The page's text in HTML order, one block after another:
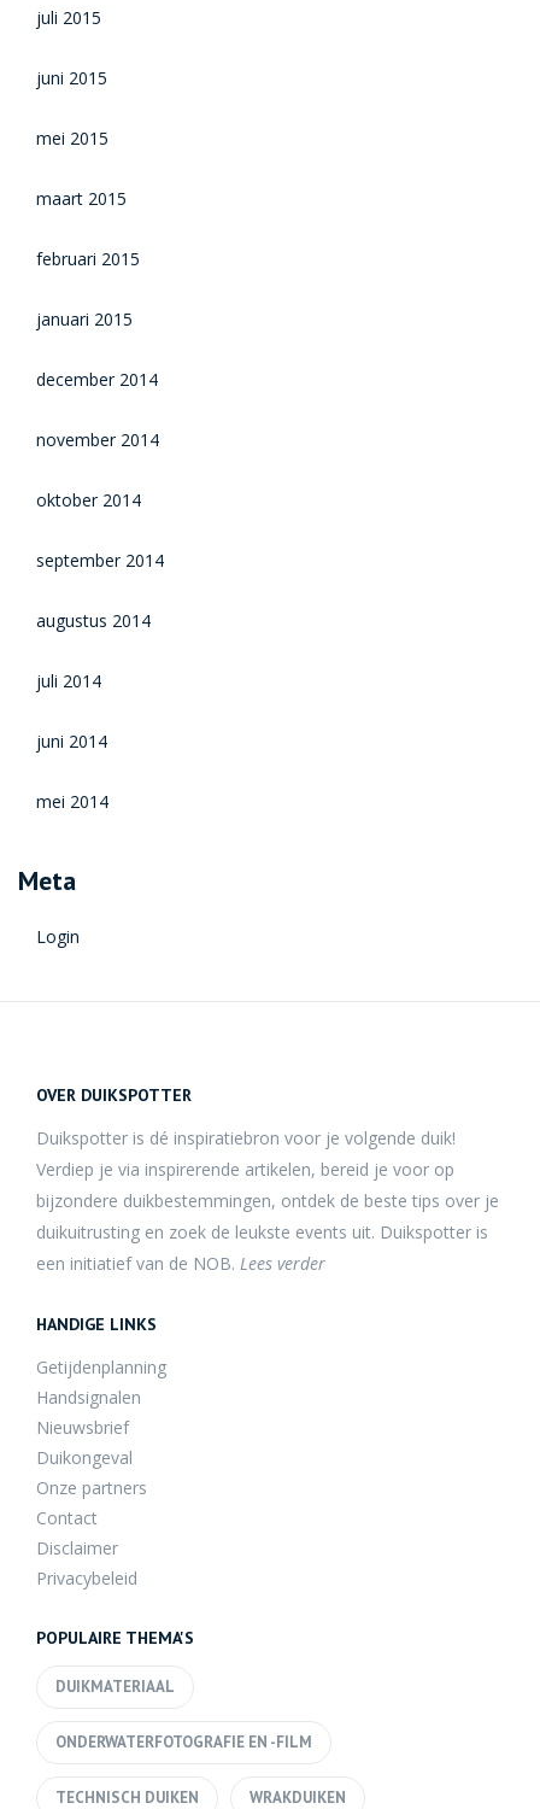
juli 2015
juni 2015
mei 2015
maart 2015
februari 2015
januari 2015
december 2014
november 2014
oktober 2014
september 2014
augustus 2014
juli 2014
juni 2014
mei 2014
Meta
Login
OVER DUIKSPOTTER
Duikspotter is dé inspiratiebron voor je volgende duik!
Verdiep je via inspirerende artikelen, bereid je voor op
bijzondere duikbestemmingen, ontdek de beste tips over je
duikuitrusting en zoek de leukste events uit. Duikspotter is
een initiatief van de NOB. Lees verder
HANDIGE LINKS
Getijdenplanning
Handsignalen
Nieuwsbrief
Duikongeval
Onze partners
Contact
Disclaimer
Privacybeleid
POPULAIRE THEMA'S
DUIKMATERIAAL
ONDERWATERFOTOGRAFIE EN -FILM
TECHNISCH DUIKEN WRAKDUIKEN